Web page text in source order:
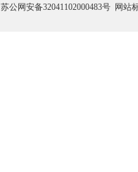
苏公网安备32041102000483号 网站